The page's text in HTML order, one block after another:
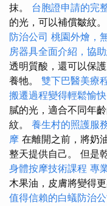
抹。 台胞證申請的完
的光，可以補償皺紋。
防治公司 桃園外燴，
房器具全面介紹，協
透明質酸，還可以保
養牠。 雙下巴醫美療
搬遷過程變得輕鬆愉快
膩的光，適合不同年
紋。 養生村的照護服
摩 在離開之前，將奶
整天提供自己。 但是
身體按摩技術課程 專
木果油，皮膚將變得
值得信賴的白蟻防治